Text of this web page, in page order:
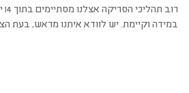
במידה וקיימת. יש לוודא איתנו מראש, בעת